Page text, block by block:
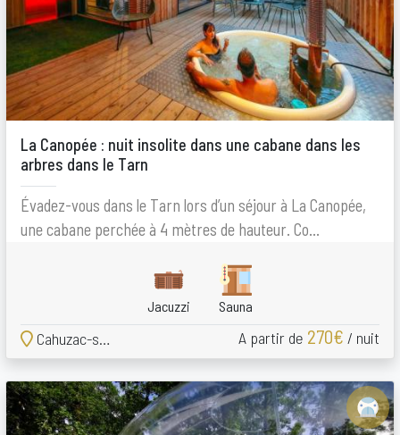
La Canopée : nuit insolite dans une cabane dans les
arbres dans le Tarn
Évadez-vous dans le Tarn lors d’un séjour à La Canopée,
une cabane perchée à 4 mètres de hauteur. Co...
Jacuzzi Sauna
Cahuzac-sur-Vère A partir de 270€ / nuit